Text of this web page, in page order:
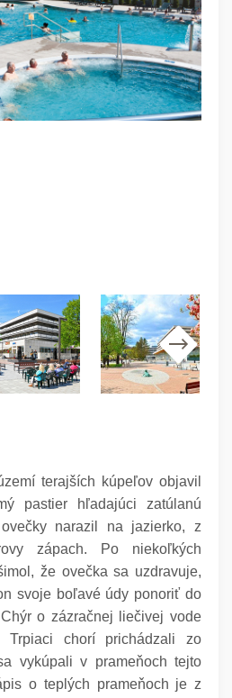
terajších kúpeľov objavil
pastier hľadajúci zatúlanú
narazil na jazierko, z
zápach. Po niekoľkých
že ovečka sa uzdravuje,
svoje boľavé údy ponoriť do
o zázračnej liečivej vode
chorí prichádzali zo
vykúpali v prameňoch tejto
o teplých prameňoch je z